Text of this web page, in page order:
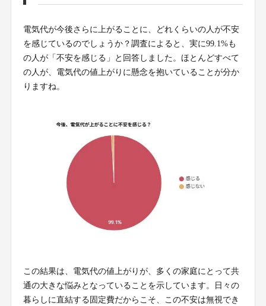
電気代が今後さらに上がることに、どれくらいの人が不安
を感じているのでしょうか？調査によると、実に99.1%も
の人が「不安を感じる」と回答しました。ほとんどすべて
の人が、電気代の値上がりに懸念を抱いていることが分か
りますね。
この結果は、電気代の値上がりが、多くの家庭にとって共
通の大きな悩みとなっていることを示しています。日々の
暮らしに直結する固定費だからこそ、この不安は無視でき